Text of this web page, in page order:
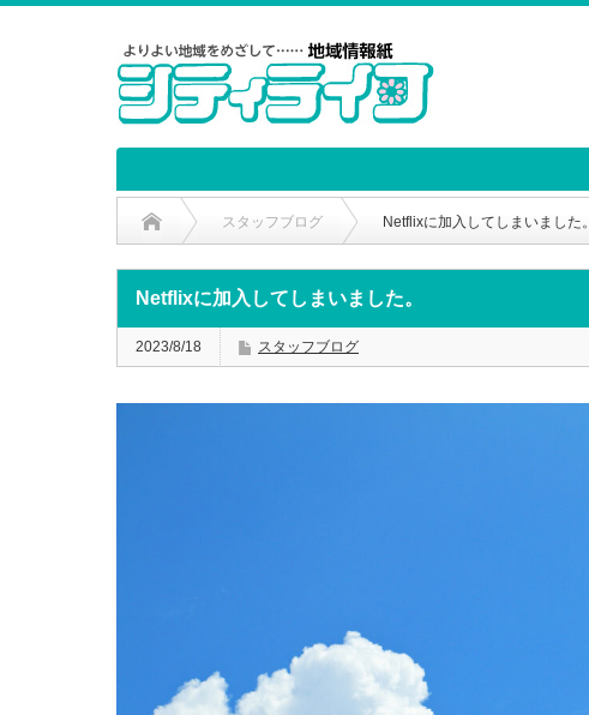
スタッフブログ Netflixに加入してしまいました。
Netflixに加入してしまいました。
2023/8/18 スタッフブログ